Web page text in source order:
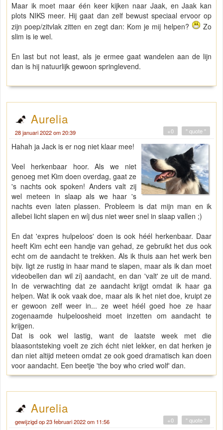
Maar ik moet maar één keer kijken naar Jaak, en Jaak kan
plots NIKS meer. Hij gaat dan zelf bewust speciaal ervoor op
zijn poep/zitvlak zitten en zegt dan: Kom je mij helpen?
Zo
slim is ie wel.
En last but not least, als je ermee gaat wandelen aan de lijn
dan is hij natuurlijk gewoon springlevend.
Aurelia
28 januari 2022 om 20:39 " quote "
+0
Hahah ja Jack is er nog niet klaar mee!
Veel herkenbaar hoor. Als we niet
genoeg met Kim doen overdag, gaat ze
's nachts ook spoken! Anders valt zij
wel meteen in slaap als we haar 's
nachts even laten plassen. Probleem is dat mijn man en ik
allebei licht slapen en wíj dus niet weer snel in slaap vallen ;)
En dat 'expres hulpeloos' doen is ook héél herkenbaar. Daar
heeft Kim echt een handje van gehad, ze gebruikt het dus ook
echt om de aandacht te trekken. Als ik thuis aan het werk ben
bijv. ligt ze rustig in haar mand te slapen, maar als ik dan moet
videobellen dan wil zíj aandacht, en dan 'valt' ze uit de mand.
In de verwachting dat ze aandacht krijgt omdat ik haar ga
helpen. Wat ik ook vaak doe, maar als ik het niet doe, kruipt ze
er gewoon zelf weer in... ze weet héél goed hoe ze haar
zogenaamde hulpeloosheid moet inzetten om aandacht te
krijgen.
Dat is ook wel lastig, want de laatste week met die
blaasontsteking voelt ze zich écht niet lekker, en dat herken je
dan niet altijd meteen omdat ze ook goed dramatisch kan doen
voor aandacht. Een beetje 'the boy who cried wolf' dan.
Aurelia
gewijzigd op 23 februari 2022 om 11:56 " quote "
+0